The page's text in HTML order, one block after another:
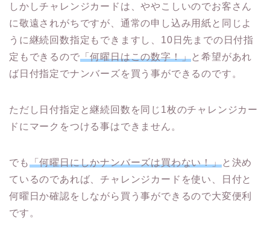
しかしチャレンジカードは、ややこしいのでお客さん
に敬遠されがちですが、通常の申し込み用紙と同じよ
うに継続回数指定もできますし、10日先までの日付指
定もできるので「何曜日はこの数字！」と希望があれ
ば日付指定でナンバーズを買う事ができるのです。
ただし日付指定と継続回数を同じ1枚のチャレンジカー
ドにマークをつける事はできません。
でも「何曜日にしかナンバーズは買わない！」と決め
ているのであれば、チャレンジカードを使い、日付と
何曜日か確認をしながら買う事ができるので大変便利
です。